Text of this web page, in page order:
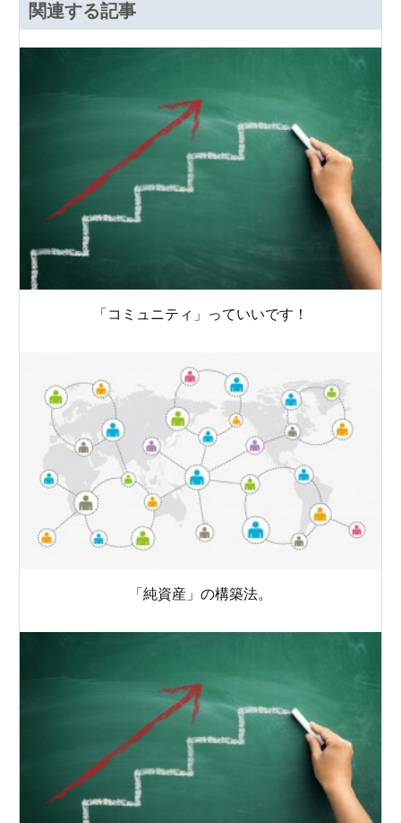
関連する記事
「コミュニティ」っていいです！
「純資産」の構築法。